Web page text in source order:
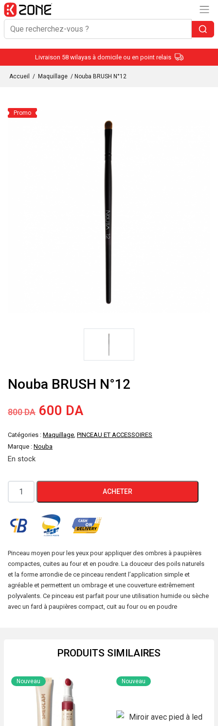
Livraison 58 wilayas à domicile ou en point relais
Accueil / Maquillage / Nouba BRUSH N°12
Promo
Nouba BRUSH N°12
800DA Le
prix
initial
était :
800 DA.
600 DALe
prix
est :
600 DA.
Catégories : Maquillage, PINCEAU ET ACCESSOIRES
Marque : Nouba
En stock
quantité
de
BRUSH
ACHETER
Pinceau moyen pour les yeux pour appliquer des ombres à paupières
compactes, cuites au four et en poudre. La douceur des poils naturels
et la forme arrondie de ce pinceau rendent l’application simple et
agréable et permettent un ombrage et une couverture extrêmement
polyvalents. Ce pinceau est parfait pour une utilisation humide ou sèche
avec un fard à paupières compact, cuit au four ou en poudre
PRODUITS SIMILAIRES
Nouveau Nouveau